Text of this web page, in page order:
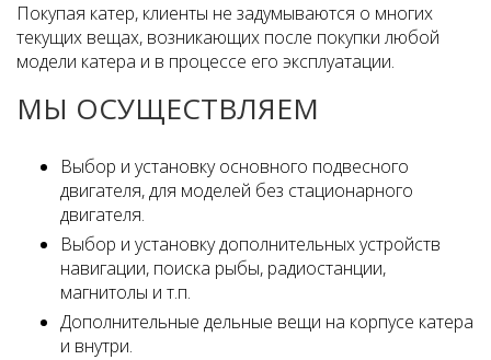
Покупая катер, клиенты не задумываются о многих
текущих вещах, возникающих после покупки любой
модели катера и в процессе его эксплуатации.
МЫ ОСУЩЕСТВЛЯЕМ
Выбор и установку основного подвесного
двигателя, для моделей без стационарного
двигателя.
Выбор и установку дополнительных устройств
навигации, поиска рыбы, радиостанции,
магнитолы и т.п.
Дополнительные дельные вещи на корпусе катера
и внутри.